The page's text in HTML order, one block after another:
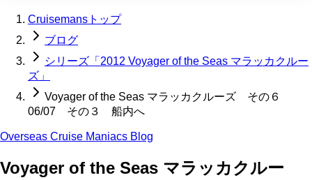
Cruisemansトップ
ブログ
シリーズ「2012 Voyager of the Seas マラッカクルー
ズ」
Voyager of the Seas マラッカクルーズ その６
06/07 その３ 船内へ
Overseas Cruise Maniacs Blog
Voyager of the Seas マラッカクルー